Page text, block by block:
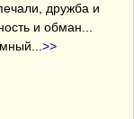
дружба и
и обман...
>>